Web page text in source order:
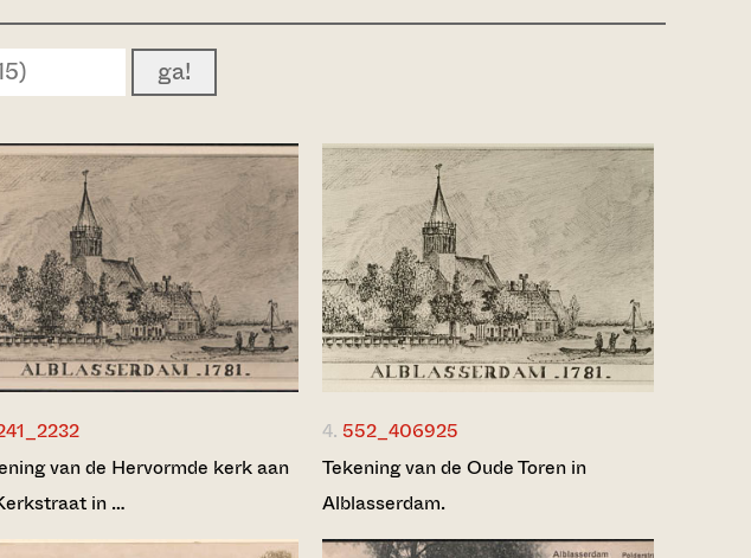
ga!
van de Hervormde kerk aan
in …
4. 552_406925
Tekening van de Oude Toren in
Alblasserdam.